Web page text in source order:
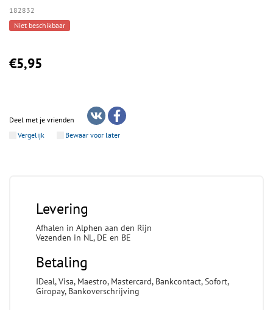
182832
Niet beschikbaar
€5,95
Deel met je vrienden
Vergelijk
Bewaar voor later
Levering
Afhalen in Alphen aan den Rijn
Vezenden in NL, DE en BE
Betaling
IDeal, Visa, Maestro, Mastercard, Bankcontact, Sofort,
Giropay, Bankoverschrijving